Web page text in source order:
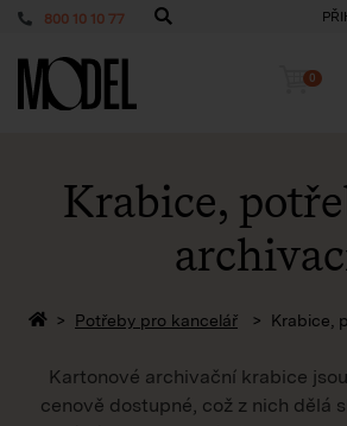
800 10 10 77
PackShop 0
Krabice,
Zpět na homepage
Potřeby pro kancelář Krabice,
Kartonové archivační krabice
cenově dostupné, což z nich dělá